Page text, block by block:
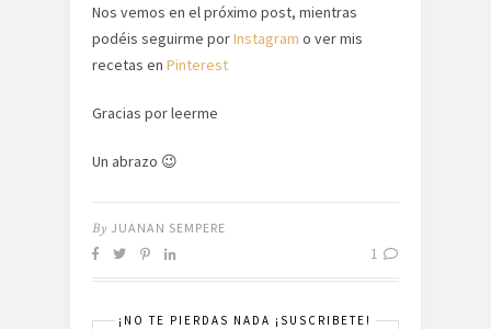
Nos vemos en el próximo post, mientras
podéis seguirme porInstagram o ver mis
recetas en Pinterest
Gracias por leerme
Un abrazo 😉
By JUANAN SEMPERE
1
¡NO TE PIERDAS NADA ¡SUSCRIBETE!